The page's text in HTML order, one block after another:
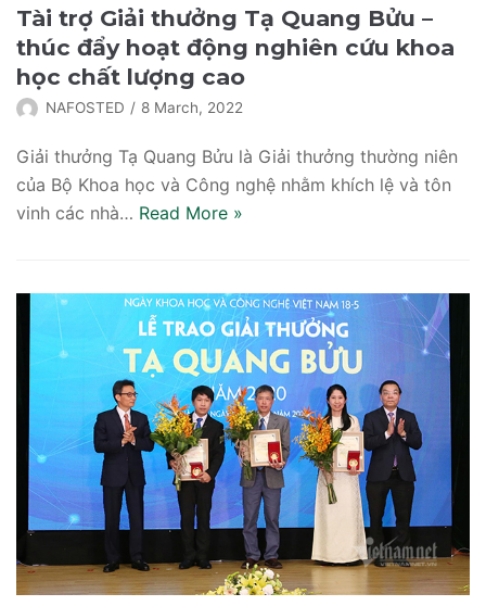
Nhà khoa học đoạt Giải thưởng
Tài trợ Giải thưởng Tạ Quang Bửu –
thúc đẩy hoạt động nghiên cứu khoa
học chất lượng cao
NAFOSTED 8 March, 2022
Giải thưởng Tạ Quang Bửu là Giải thưởng thường niên
của Bộ Khoa học và Công nghệ nhằm khích lệ và tôn
vinh các nhà… Read More »